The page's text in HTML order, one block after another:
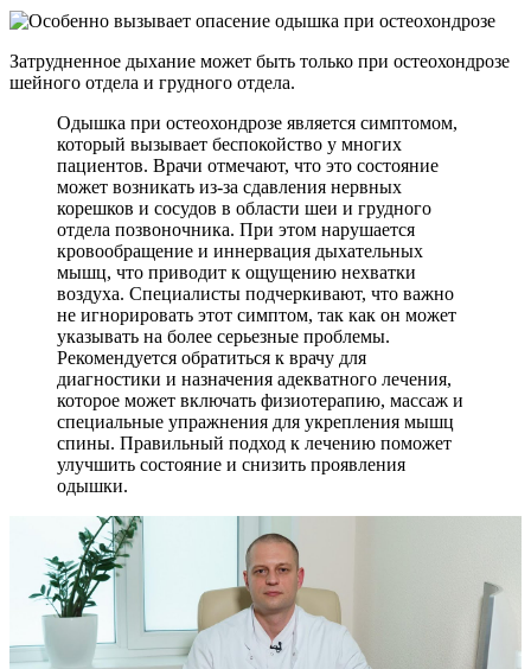
Затрудненное дыхание может быть только при остеохондрозе
шейного отдела и грудного отдела.
Одышка при остеохондрозе является симптомом,
который вызывает беспокойство у многих
пациентов. Врачи отмечают, что это состояние
может возникать из-за сдавления нервных
корешков и сосудов в области шеи и грудного
отдела позвоночника. При этом нарушается
кровообращение и иннервация дыхательных
мышц, что приводит к ощущению нехватки
воздуха. Специалисты подчеркивают, что важно
не игнорировать этот симптом, так как он может
указывать на более серьезные проблемы.
Рекомендуется обратиться к врачу для
диагностики и назначения адекватного лечения,
которое может включать физиотерапию, массаж и
специальные упражнения для укрепления мышц
спины. Правильный подход к лечению поможет
улучшить состояние и снизить проявления
одышки.